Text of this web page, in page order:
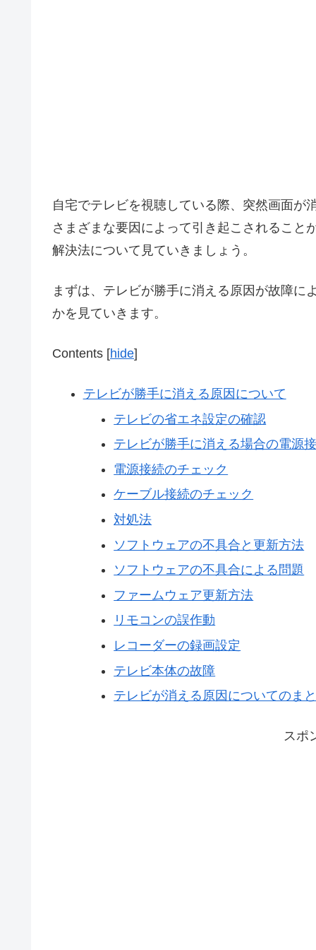
自宅でテレビを視聴している際、突然画面が
さまざまな要因によって引き起こされること
解決法について見ていきましょう。
まずは、テレビが勝手に消える原因が故障
かを見ていきます。
Contents [hide]
テレビが勝手に消える原因について
テレビの省エネ設定の確認
テレビが勝手に消える場合の電源
電源接続のチェック
ケーブル接続のチェック
対処法
ソフトウェアの不具合と更新方法
ソフトウェアの不具合による問題
ファームウェア更新方法
リモコンの誤作動
レコーダーの録画設定
テレビ本体の故障
テレビが消える原因についてのま
スポ